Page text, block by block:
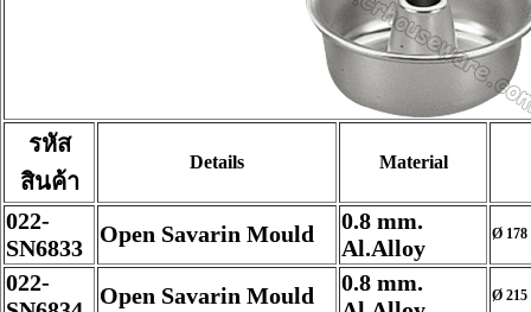
รหัส
สินค้า
Details Material
022-
SN6833
Open Savarin Mould
0.8 mm.
Al.Alloy
Ø 178
022-
Open Savarin Mould
0.8 mm.
Ø 215